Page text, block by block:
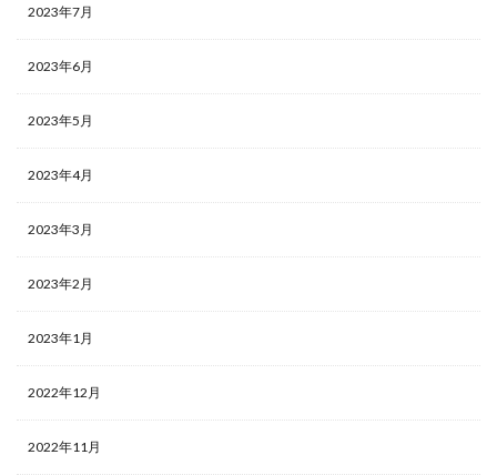
2023年7月
2023年6月
2023年5月
2023年4月
2023年3月
2023年2月
2023年1月
2022年12月
2022年11月